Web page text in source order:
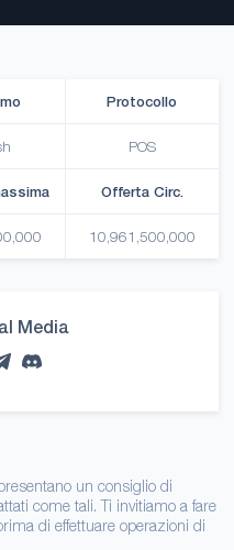
Protocollo
POS
Offerta Circ.
10,961,500,000
Media
un consiglio di
come tali. Ti invitiamo a fare
di effettuare operazioni di